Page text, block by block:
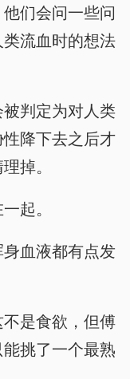
们会问一些问
流血时的想法
判定为对人类
降下去之后才
掉。
起。
血液都有点发
是食欲，但傅
挑了一个最熟